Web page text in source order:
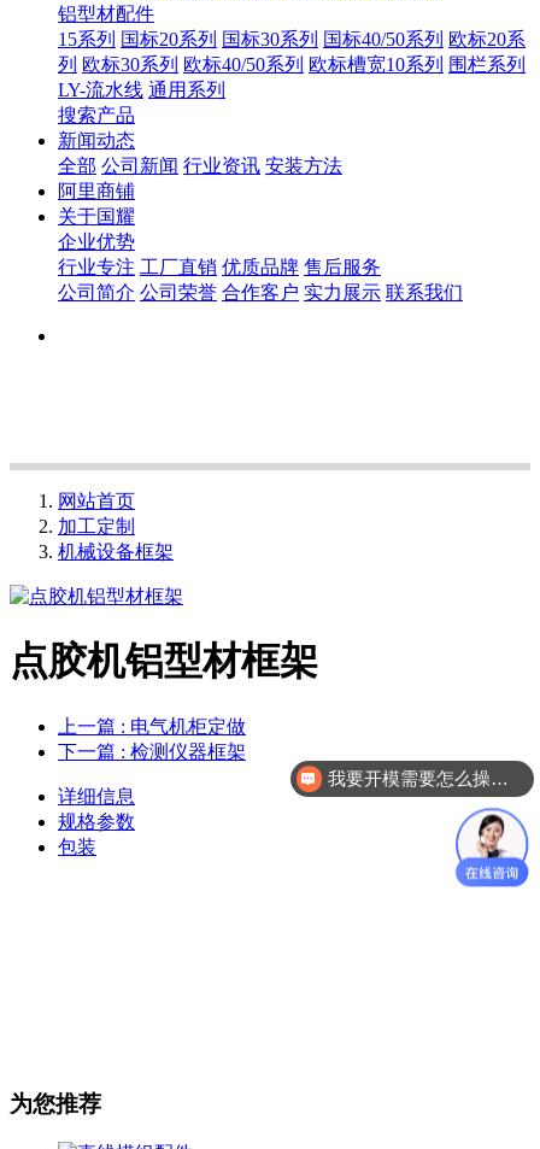
铝型材配件
15系列 国标20系列 国标30系列 国标40/50系列 欧标20系
列 欧标30系列 欧标40/50系列 欧标槽宽10系列 围栏系列
LY-流水线 通用系列
搜索产品
新闻动态
全部 公司新闻 行业资讯 安装方法
阿里商铺
关于国耀
企业优势
行业专注 工厂直销 优质品牌 售后服务
公司简介 公司荣誉 合作客户 实力展示 联系我们
网站首页
加工定制
机械设备框架
点胶机铝型材框架
上一篇 : 电气机柜定做
下一篇 : 检测仪器框架
详细信息
规格参数
包装
为您推荐
我要开模需要怎么操作？